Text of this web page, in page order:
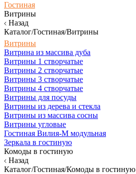
Гостиная
Витрины
Назад
Каталог/Гостиная/Витрины
Витрины
Витрина из массива дуба
Витрины 1 створчатые
Витрины 2 створчатые
Витрины 3 створчатые
Витрины 4 створчатые
Витрины для посуды
Витрины из дерева и стекла
Витрины из массива сосны
Витрины угловые
Гостиная Вилия-М модульная
Зеркала в гостиную
Комоды в гостиную
Назад
Каталог/Гостиная/Комоды в гостиную